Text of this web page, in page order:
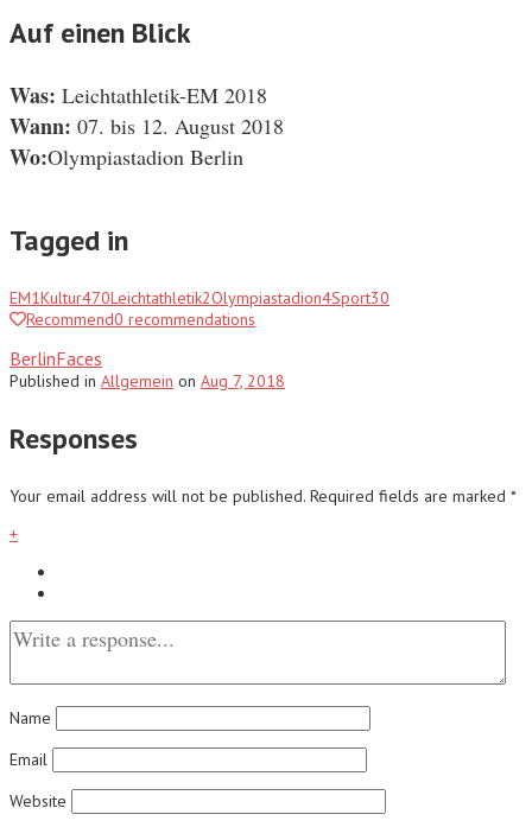
Auf einen Blick
Was: Leichtathletik-EM 2018
Wann: 07. bis 12. August 2018
Wo:Olympiastadion Berlin
Tagged in
EM1Kultur470Leichtathletik2Olympiastadion4Sport30
Recommend0 recommendations
BerlinFaces
Published in Allgemein on Aug 7, 2018
Responses
Your email address will not be published. Required fields are marked *
+
Name
Email
Website